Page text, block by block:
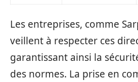
Les entreprises, comme
veillent à respecter ces
garantissant ainsi la
des normes. La prise en